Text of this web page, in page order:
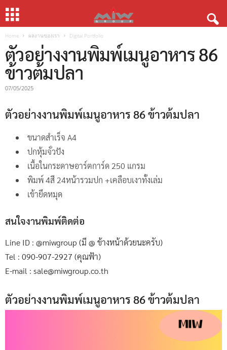
Home ผลงานของเรา Digital Portfolio
ตัวอย่างงานพิมพ์เมนูอาหาร 86
ข้าวต้มปลา
07/05/2025
ตัวอย่างงานพิมพ์เมนูอาหาร 86 ข้าวต้มปลา
ขนาดสำเร็จ A4
ปกหุ้มจั่วปัง
เนื้อในกระดาษอาร์ตการ์ด 250 แกรม
พิมพ์ 4สี 24หน้ารวมปก +เคลือบเงาทั้งเล่ม
เข้ายึดหมุด
สนใจงานพิมพ์ติดต่อ
Line ID : @miwgroup (มี @ ข้างหน้าด้วยนะครับ)
Tel : 090-907-2927 (คุณฟ้า)
E-mail : sale@miwgroup.co.th
ตัวอย่างงานพิมพ์เมนูอาหาร 86 ข้าวต้มปลา